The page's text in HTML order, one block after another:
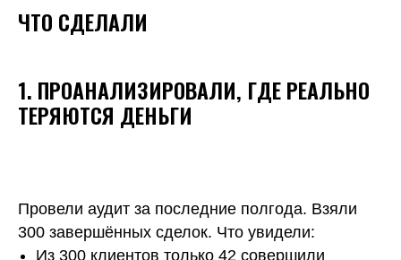
ЧТО СДЕЛАЛИ
1. ПРОАНАЛИЗИРОВАЛИ, ГДЕ РЕАЛЬНО
ТЕРЯЮТСЯ ДЕНЬГИ
Провели аудит за последние полгода. Взяли
300 завершённых сделок. Что увидели:
Из 300 клиентов только 42 совершили